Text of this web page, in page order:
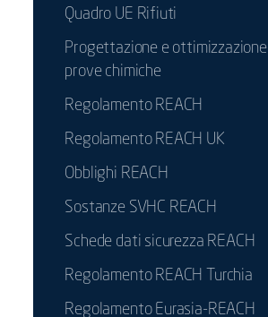
Quadro UE Rifiuti
Progettazione e ottimizzazione
prove chimiche
Regolamento REACH
Regolamento REACH UK
Obblighi REACH
Sostanze SVHC REACH
Schede dati sicurezza REACH
Regolamento REACH Turchia
Regolamento Eurasia-REACH